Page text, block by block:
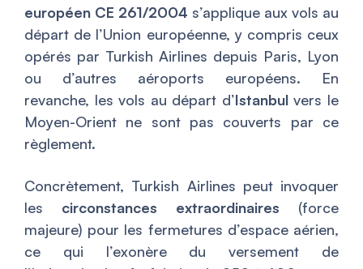
européen CE 261/2004 s’applique aux vols au
départ de l’Union européenne, y compris ceux
opérés par Turkish Airlines depuis Paris, Lyon
ou d’autres aéroports européens. En
revanche, les vols au départ d’Istanbulvers le
Moyen-Orient ne sont pas couverts par ce
règlement.
Concrètement, Turkish Airlines peut invoquer
les circonstances extraordinaires (force
majeure) pour les fermetures d’espace aérien,
ce qui l’exonère du versement de